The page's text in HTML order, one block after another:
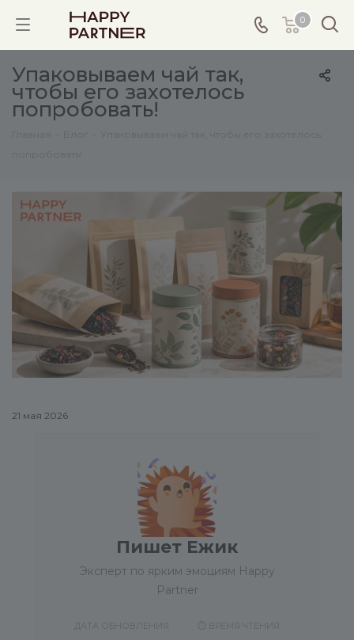
0
Упаковываем чай так,
чтобы его захотелось
попробовать!
21 мая 2026
Пишет Ежик
Эксперт по ярким эмоциям Happy
Partner
ДАТА ОБНОВЛЕНИЯ ⏱️ ВРЕМЯ ЧТЕНИЯ